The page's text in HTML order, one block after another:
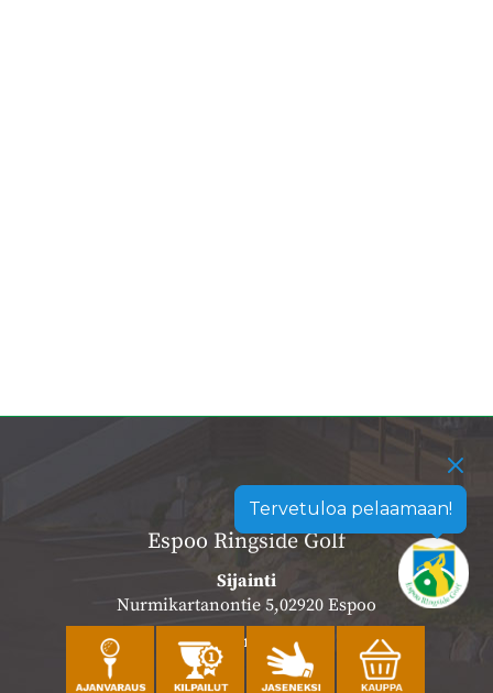
Tervetuloa pelaamaan!
Espoo Ringside Golf
Sijainti
Nurmikartanontie 5,02920 Espoo
Katso sijainti kartalla